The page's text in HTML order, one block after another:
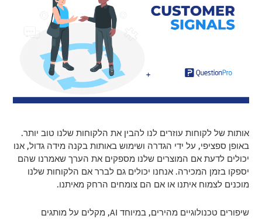
אותות של לקוחות עוזרים לנו להבין את הלקוחות שלנו טוב יותר.
באופן ספציפי, על ידי הגדרה ושימוש באותות בקנה מידה גדול, אנו
יכולים לדעת אם המוצרים שלנו מספקים את הערך שאמרנו שהם
יספקו בזמן המכירה. אנחנו יכולים גם לברר אם הלקוחות שלנו
מוכנים לצמוח איתנו או אם הם צומחים הרחק מאיתנו.
שיפורים טכנולוגיים מהירים, במיוחד AI, מקלים על מותגים